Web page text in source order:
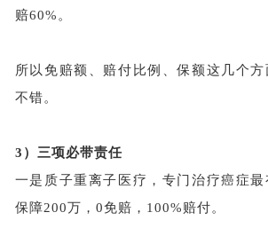
赔60%。
所以免赔额、赔付比例、保额这几个
不错。
3） 三项必带责任
一是质子重离子医疗，专门治疗癌症最
保障200万，0免赔，100%赔付。